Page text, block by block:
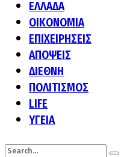
ΕΛΛΑΔΑ
ΟΙΚΟΝΟΜΙΑ
ΕΠΙΧΕΙΡΗΣΕΙΣ
ΑΠΟΨΕΙΣ
ΔΙΕΘΝΗ
ΠΟΛΙΤΙΣΜΟΣ
LIFE
ΥΓΕΙΑ